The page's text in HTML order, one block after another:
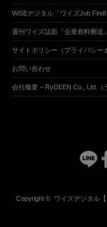
WiSEデジタル「ワイズJob
週刊ワイズ誌面『企業有料郵送
サイトポリシー（プライバシー
お問い合わせ
会社概要 – RyDEEN Co., Ltd.（
Copyright © ワイズデジタル